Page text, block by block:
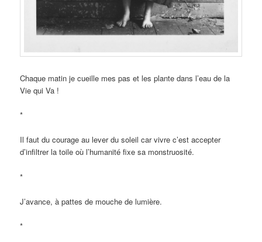
Chaque matin je cueille mes pas et les plante dans l’eau de la
Vie qui Va !
*
Il faut du courage au lever du soleil car vivre c’est accepter
d’infiltrer la toile où l’humanité fixe sa monstruosité.
*
J’avance, à pattes de mouche de lumière.
*